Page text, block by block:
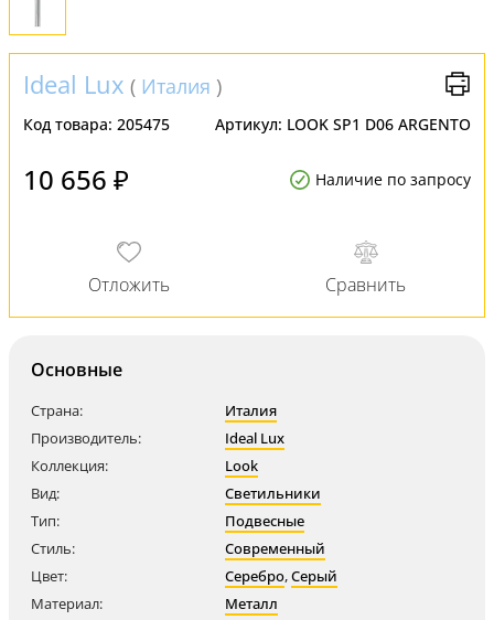
Ideal Lux ( Италия )
Код товара: 205475 Артикул: LOOK SP1 D06 ARGENTO
10 656 ₽ Наличие по запросу
Основные
Страна:
Италия
Производитель:
Ideal Lux
Коллекция:
Look
Вид:
Светильники
Тип:
Подвесные
Стиль:
Современный
Цвет:
Серебро,Серый
Материал:
Металл